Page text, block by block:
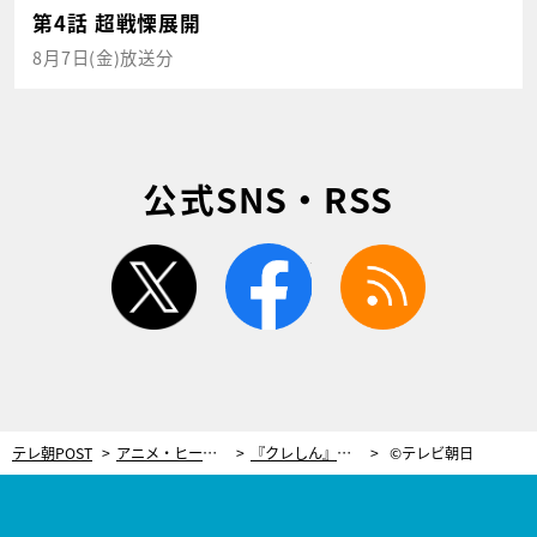
第4話 超戦慄展開
8月7日(金)放送分
公式SNS・RSS
twitter facebook
テレ朝POST アニメ・ヒーロー 『クレしん』声優に挑戦！俳優・鈴木拡樹、「しんちゃんは反面教師」だった子ども時代 ©テレビ朝日